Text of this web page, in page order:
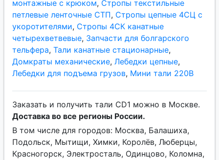
монтажные с крюком, Стропы текстильные
петлевые ленточные СТП, Стропы цепные 4СЦ с
укоротителями, Стропы 4СК канатные
четырехветвевые, Запчасти для болгарского
тельфера, Тали канатные стационарные,
Домкраты механические, Лебедки цепные,
Лебедки для подъема грузов, Мини тали 220В
Заказать и получить тали CD1 можно в Москве.
Доставка во все регионы России.
В том числе для городов: Москва, Балашиха,
Подольск, Мытищи, Химки, Королёв, Люберцы,
Красногорск, Электросталь, Одинцово, Коломна,